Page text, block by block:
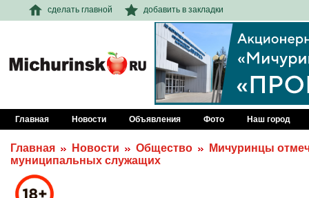
сделать главной добавить в закладки
Главная Новости Объявления Фото Наш город
Главная Новости Общество
Мичуринцы
муниципальных служащих